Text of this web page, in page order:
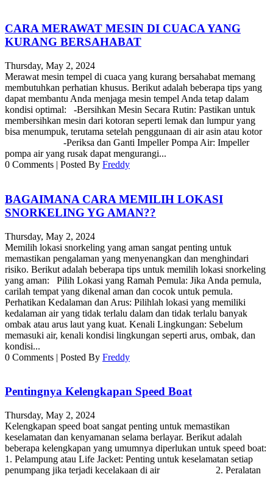
CARA MERAWAT MESIN DI CUACA YANG
KURANG BERSAHABAT
Thursday, May 2, 2024
Merawat mesin tempel di cuaca yang kurang bersahabat memang
membutuhkan perhatian khusus. Berikut adalah beberapa tips yang
dapat membantu Anda menjaga mesin tempel Anda tetap dalam
kondisi optimal: -Bersihkan Mesin Secara Rutin: Pastikan untuk
membersihkan mesin dari kotoran seperti lemak dan lumpur yang
bisa menumpuk, terutama setelah penggunaan di air asin atau kotor
-Periksa dan Ganti Impeller Pompa Air: Impeller
pompa air yang rusak dapat mengurangi...
0 Comments | Posted By Freddy
BAGAIMANA CARA MEMILIH LOKASI
SNORKELING YG AMAN??
Thursday, May 2, 2024
Memilih lokasi snorkeling yang aman sangat penting untuk
memastikan pengalaman yang menyenangkan dan menghindari
risiko. Berikut adalah beberapa tips untuk memilih lokasi snorkeling
yang aman: Pilih Lokasi yang Ramah Pemula: Jika Anda pemula,
carilah tempat yang dikenal aman dan cocok untuk pemula.
Perhatikan Kedalaman dan Arus: Pilihlah lokasi yang memiliki
kedalaman air yang tidak terlalu dalam dan tidak terlalu banyak
ombak atau arus laut yang kuat. Kenali Lingkungan: Sebelum
memasuki air, kenali kondisi lingkungan seperti arus, ombak, dan
kondisi...
0 Comments | Posted By Freddy
Pentingnya Kelengkapan Speed Boat
Thursday, May 2, 2024
Kelengkapan speed boat sangat penting untuk memastikan
keselamatan dan kenyamanan selama berlayar. Berikut adalah
beberapa kelengkapan yang umumnya diperlukan untuk speed boat:
1. Pelampung atau Life Jacket: Penting untuk keselamatan setiap
penumpang jika terjadi kecelakaan di air 2. Peralatan